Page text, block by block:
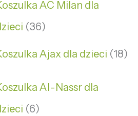
AC Milan dla
36
Ajax dla dzieci 18
Al-Nassr dla
6